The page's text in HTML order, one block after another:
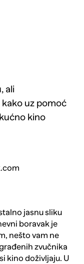
ali
uz pomoć
kino
jasnu sliku
boravak je
nešto vam ne
zvučnika
kino doživljaju. U